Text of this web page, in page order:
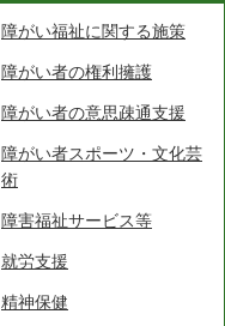
障がい福祉に関する施策
障がい者の権利擁護
障がい者の意思疎通支援
障がい者スポーツ・文化芸
術
障害福祉サービス等
就労支援
精神保健